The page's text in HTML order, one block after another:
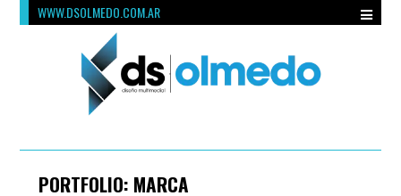
WWW.DSOLMEDO.COM.AR
PORTFOLIO: MARCA